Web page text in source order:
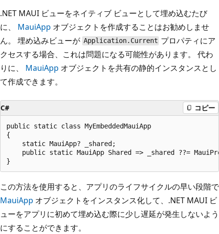
.NET MAUI ビューをネイティブ ビューとして埋め込むたび
に、 MauiApp オブジェクトを作成することはお勧めしませ
ん。 埋め込みビューが Application.Current プロパティにア
クセスする場合、これは問題になる可能性があります。 代わ
りに、 MauiApp オブジェクトを共有の静的インスタンスとし
て作成できます。
C# コピー
public static class MyEmbeddedMauiApp
{
    static MauiApp? _shared;
public static MauiApp Shared => _shared ??=
この方法を使用すると、アプリのライフサイクルの早い段階で
MauiApp オブジェクトをインスタンス化して、.NET MAUI ビ
ューをアプリに初めて埋め込む際に少し遅延が発生しないよう
にすることができます。